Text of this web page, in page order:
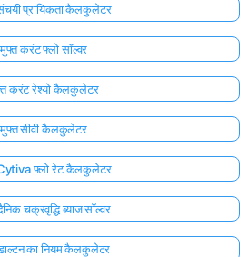
प्रायिकता कैलकुलेटर
मुफ्त करंट फ्लो सॉल्वर
करंट रेश्यो कैलकुलेटर
मुफ्त सीवी कैलकुलेटर
फ्लो रेट कैलकुलेटर
चक्रवृद्धि ब्याज सॉल्वर
का नियम कैलकुलेटर